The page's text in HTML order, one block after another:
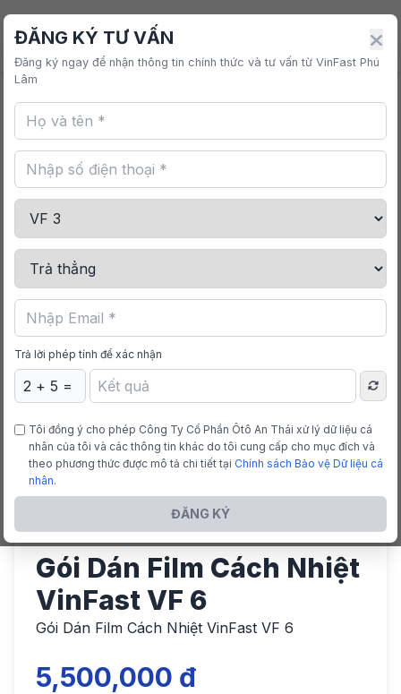
VINFAST PHÚ LÂM
Trang chủ
VinFast VF 6
Gói Dán Film Cách Nhiệt
VinFast VF 6
Gói Dán Film Cách Nhiệt VinFast VF 6
5,500,000 đ
ĐĂNG KÝ TƯ VẤN
Đăng ký ngay để nhận thông tin chính thức và tư vấn từ VinFast Phú
Lâm
Trả lời phép tính để xác nhận
Tôi đồng ý cho phép Công Ty Cổ Phần Ôtô An Thái xử lý dữ liệu cá
nhân của tôi và các thông tin khác do tôi cung cấp cho mục đích và
theo phương thức được mô tả chi tiết tại Chính sách Bảo vệ Dữ liệu cá
nhân.
ĐĂNG KÝ